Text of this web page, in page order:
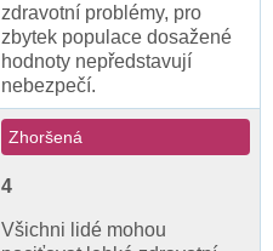
zdravotní problémy, pro
zbytek populace dosažené
hodnoty nepředstavují
nebezpečí.
Zhoršená
4
Všichni lidé mohou